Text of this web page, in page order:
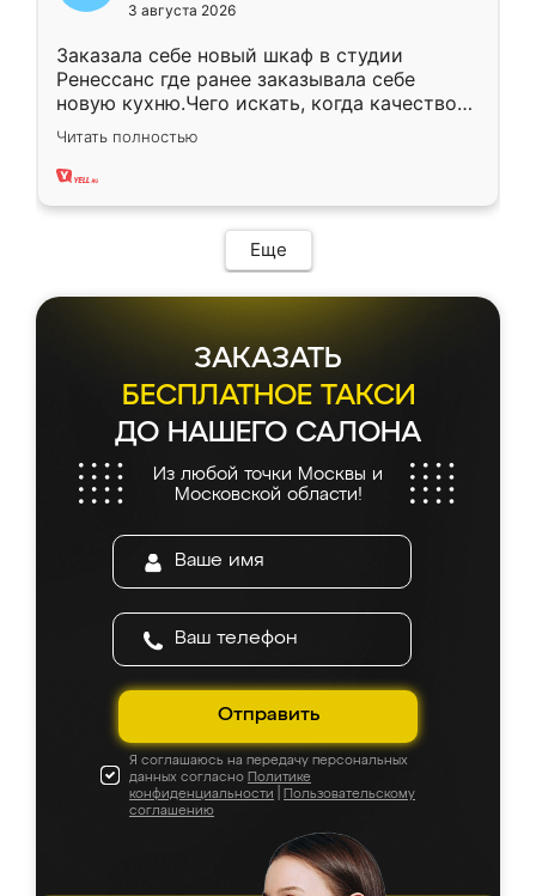
3 августа 2026
Заказала себе новый шкаф в студии
Ренессанс где ранее заказывала себе
новую кухню.Чего искать, когда качеством
вполне довольна. Служит кухня уже почти
два года, нареканий нет.
Читать полностью
Еще
ЗАКАЗАТЬ
БЕСПЛАТНОЕ ТАКСИ
ДО НАШЕГО САЛОНА
Из любой точки Москвы и
Московской области!
Отправить
Я соглашаюсь на передачу персональных
данных согласно Политике
конфиденциальности
Пользовательскому
соглашению